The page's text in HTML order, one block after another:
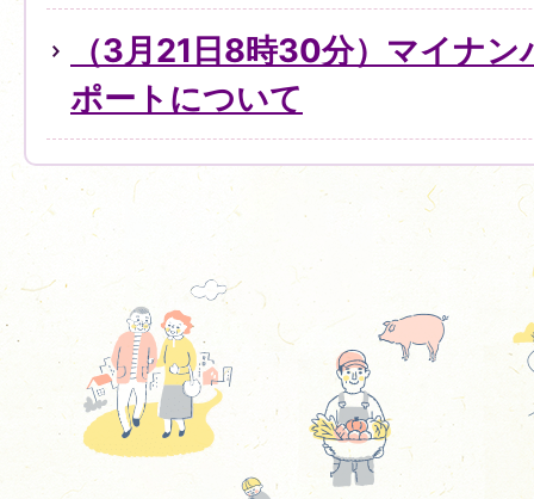
（3月21日8時30分）マイナ
ポートについて